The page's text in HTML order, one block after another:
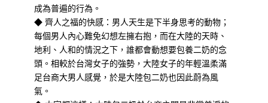
成為普遍的行為。
◆ 齊人之福的快感：男人天生是下半身思考的動物；
每個男人內心難免幻想左擁右抱，而在大陸的天時、
地利、人和的情況之下，誰都會動想要包養二奶的念
頭。相較於台灣女子的強勢，大陸女子的年輕溫柔滿
足台商大男人感覺，於是大陸包二奶也因此蔚為風
氣。